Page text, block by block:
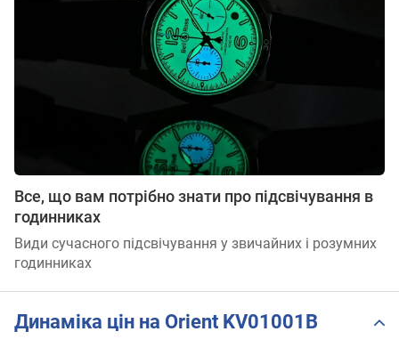
Все, що вам потрібно знати про підсвічування в
годинниках
Види сучасного підсвічування у звичайних і розумних
годинниках
Динаміка цін на Orient KV01001B